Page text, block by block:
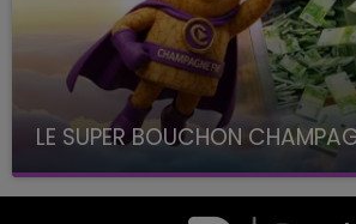
LE SUPER BOUCHON
avec La Famille Champagne FM, à